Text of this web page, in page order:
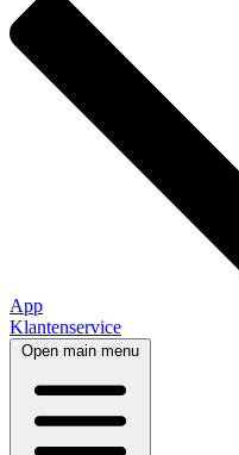
App
Klantenservice
Open main menu